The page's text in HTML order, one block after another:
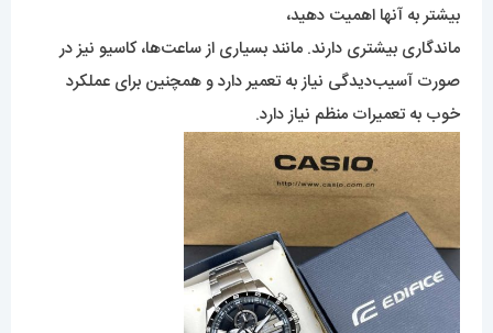
بیشتر به آنها اهمیت دهید،
ماندگاری بیشتری دارند. مانند بسیاری از ساعت‌ها، کاسیو نیز در
صورت آسیب‌دیدگی نیاز به تعمیر دارد و همچنین برای عملکرد
خوب به تعمیرات منظم نیاز دارد.